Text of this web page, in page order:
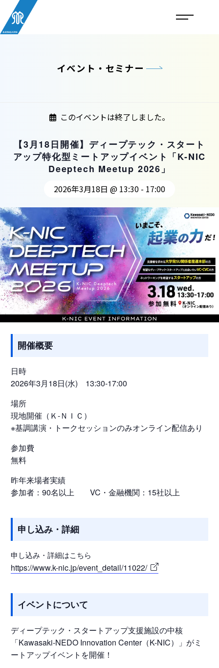
イベント・セミナー
このイベントは終了しました。
【3月18日開催】ディープテック・スタート
アップ特化型ミートアップイベント「K-NIC
Deeptech Meetup 2026」
2026年3月18日 @ 13:30 - 17:00
開催概要
日時
2026年3月18日(水) 13:30-17:00
場所
現地開催（Ｋ-ＮＩＣ）
※基調講演・トークセッションのみオンライン配信あり
参加費
無料
昨年来場者実績
参加者：90名以上 VC・金融機関：15社以上
申し込み・詳細
申し込み・詳細はこちら
https://www.k-nic.jp/event_detail/11022/
イベントについて
ディープテック・スタートアップ支援施設の中核
「Kawasaki-NEDO Innovation Center（K-NIC）」がミ
ートアップイベントを開催！